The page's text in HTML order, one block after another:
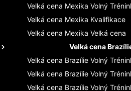
Velká cena Mexika Volný
Velká cena Mexika Kvalifikace
Velká cena Mexika Velká cena
Velká cena
Velká cena Brazílie Volný
Velká cena Brazílie Volný
Velká cena Brazílie Volný